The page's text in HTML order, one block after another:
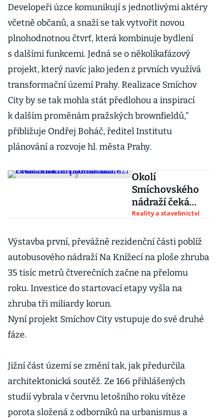
Developeři úzce komunikují s jednotlivými aktéry
včetně občanů, a snaží se tak vytvořit novou
plnohodnotnou čtvrť, která kombinuje bydlení
s dalšími funkcemi. Jedná se o několikafázový
projekt, který navíc jako jeden z prvních využívá
transformační území Prahy. Realizace Smíchov
City by se tak mohla stát předlohou a inspirací
k dalším proměnám pražských brownfieldů,"
přibližuje Ondřej Boháč, ředitel Institutu
plánování a rozvoje hl. města Prahy.
Okolí
Smíchovského
nádraží čeká
zásadní
Prohlédněte si
vizualizace
Reality a stavebnictví
Výstavba první, převážně rezidenční části poblíž
autobusového nádraží Na Knížecí na ploše zhruba
35 tisíc metrů čtverečních začne na přelomu
roku. Investice do startovací etapy vyšla na
zhruba tři miliardy korun.
Nyní projekt Smíchov City vstupuje do své druhé
fáze.
Jižní část území se změní tak, jak předurčila
architektonická soutěž. Ze 166 přihlášených
studií vybrala v červnu letošního roku vítěze
porota složená z odborníků na urbanismus a